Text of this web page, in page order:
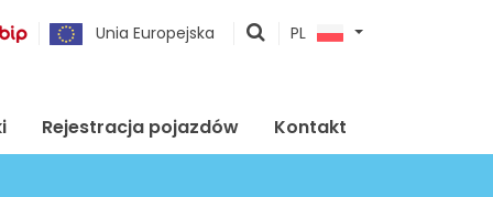
Unia Europejska
pokaż
PL
Rejestracja pojazdów Kontakt